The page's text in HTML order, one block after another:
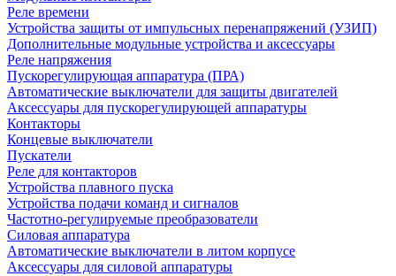
Реле времени
Устройства защиты от импульсных перенапряжений (УЗИП)
Дополнительные модульные устройства и аксессуары
Реле напряжения
Пускорегулирующая аппаратура (ПРА)
Автоматические выключатели для защиты двигателей
Аксессуары для пускорегулирующей аппаратуры
Контакторы
Концевые выключатели
Пускатели
Реле для контакторов
Устройства плавного пуска
Устройства подачи команд и сигналов
Частотно-регулируемые преобразователи
Силовая аппаратура
Автоматические выключатели в литом корпусе
Аксессуары для силовой аппаратуры